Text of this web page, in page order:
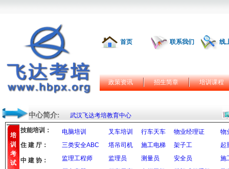
首页 联系我们 线
政策资讯 招生简章 培训课程
中心简介: 武汉飞达考培教育中心
培
训
考
试
技能培训： 电脑培训 叉车培训 行车天车 物业经理证
物
三类安全ABC
塔吊司机 施工电梯 架子工
起
监理工程师
监理员 测量员 安全员
施
住 建 厅：
中 建 协：